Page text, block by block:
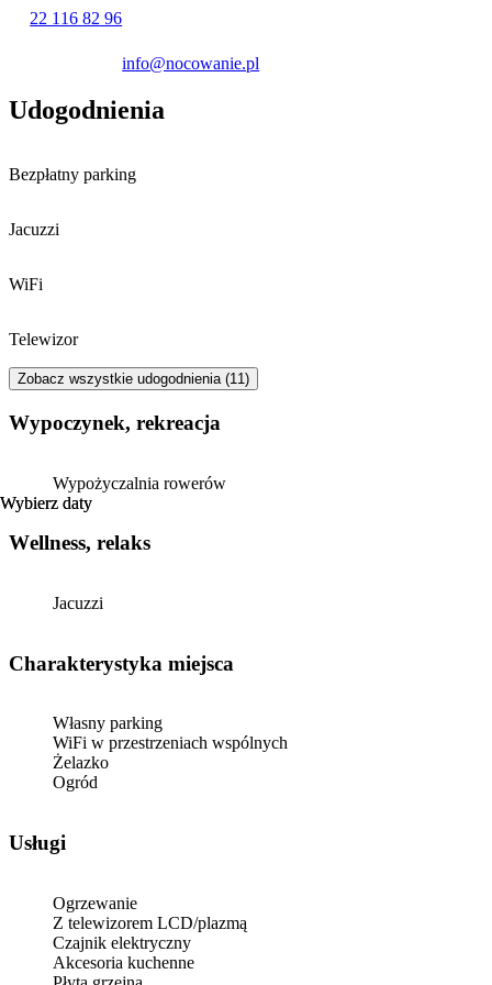
Doba hotelowa rozpoczyna się o godzinie 15:00 i trwa do 11:00.
Rezerwacja pobytu jest potwierdzana po dokonaniu przedpłaty w
22 116 82 96
info@nocowanie.pl
Wybierz daty
Wybierz daty
Udogodnienia
Bezpłatny parking
Jacuzzi
WiFi
Telewizor
Zobacz wszystkie udogodnienia (11)
Wypoczynek, rekreacja
Wypożyczalnia rowerów
Wellness, relaks
Jacuzzi
Charakterystyka miejsca
Własny parking
WiFi w przestrzeniach wspólnych
Żelazko
Ogród
Usługi
Ogrzewanie
Z telewizorem LCD/plazmą
Czajnik elektryczny
Akcesoria kuchenne